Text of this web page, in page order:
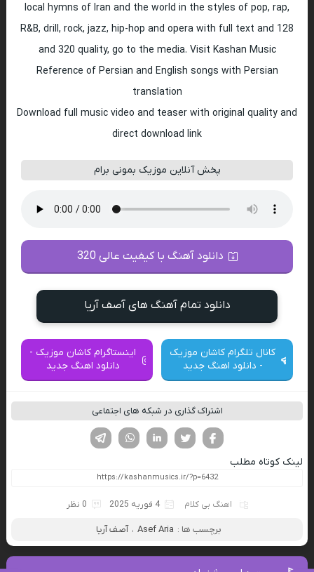
local hymns of Iran and the world in the styles of pop, rap,
R&B, drill, rock, jazz, hip-hop and opera with full text and 128
and 320 quality, go to the media. Visit Kashan Music
Reference of Persian and English songs with Persian
translation
Download full music video and teaser with original quality and
direct download link
پخش آنلاین موزیک بمونی برام
دانلود آهنگ با کیفیت عالی 320
دانلود تمام آهنگ های آصف آریا
کانال تلگرام کاشان موزیک
- دانلود اهنگ جدید
اینستاگرام کاشان موزیک -
دانلود اهنگ جدید
اشتراک گذاری در شبکه های اجتماعی
لینکدین تویتر
فیسوک
لینک کوتاه مطلب
اهنگ بی کلام 4 فوریه 2025 0 نظر
برچسب ها : Asef Aria ، آصف آریا